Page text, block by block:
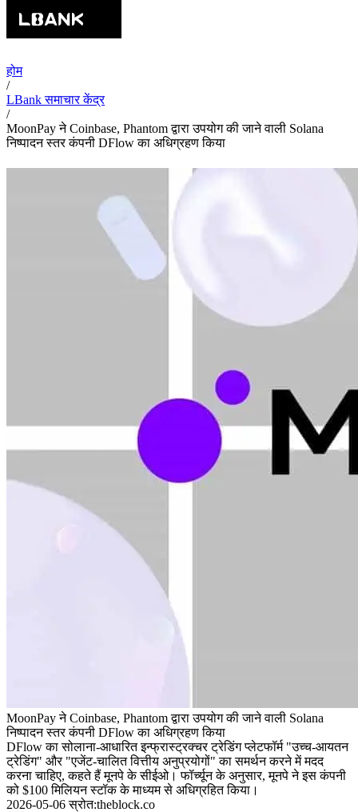
होम
/
LBank समाचार केंद्र
/
MoonPay ने Coinbase, Phantom द्वारा उपयोग की जाने वाली Solana
निष्पादन स्तर कंपनी DFlow का अधिग्रहण किया
MoonPay ने Coinbase, Phantom द्वारा उपयोग की जाने वाली Solana
निष्पादन स्तर कंपनी DFlow का अधिग्रहण किया
DFlow का सोलाना-आधारित इन्फ्रास्ट्रक्चर ट्रेडिंग प्लेटफॉर्म "उच्च-आयतन
ट्रेडिंग" और "एजेंट-चालित वित्तीय अनुप्रयोगों" का समर्थन करने में मदद
करना चाहिए, कहते हैं मूनपे के सीईओ। फॉर्च्यून के अनुसार, मूनपे ने इस कंपनी
को $100 मिलियन स्टॉक के माध्यम से अधिग्रहित किया।
2026-05-06 स्रोत:theblock.co